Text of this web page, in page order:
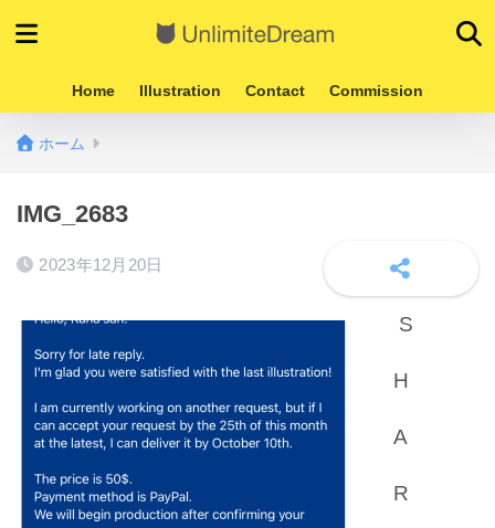
Home Illustration Contact Commission
ホーム
IMG_2683
2023年12月20日